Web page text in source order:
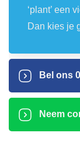
‘plant’ een
Dan kies je
Bel ons
Neem